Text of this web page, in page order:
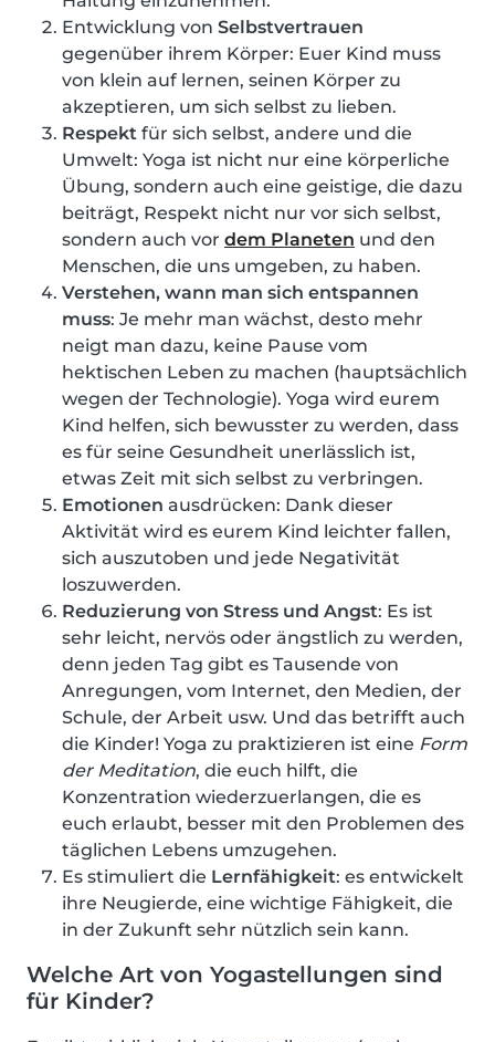
Entwicklung von Selbstvertrauen
gegenüber ihrem Körper: Euer Kind muss
von klein auf lernen, seinen Körper zu
akzeptieren, um sich selbst zu lieben.
Respekt für sich selbst, andere und die
Umwelt: Yoga ist nicht nur eine körperliche
Übung, sondern auch eine geistige, die dazu
beiträgt, Respekt nicht nur vor sich selbst,
sondern auch vor dem Planeten und den
Menschen, die uns umgeben, zu haben.
Verstehen, wann man sich entspannen
muss: Je mehr man wächst, desto mehr
neigt man dazu, keine Pause vom
hektischen Leben zu machen (hauptsächlich
wegen der Technologie). Yoga wird eurem
Kind helfen, sich bewusster zu werden, dass
es für seine Gesundheit unerlässlich ist,
etwas Zeit mit sich selbst zu verbringen.
Emotionen ausdrücken: Dank dieser
Aktivität wird es eurem Kind leichter fallen,
sich auszutoben und jede Negativität
loszuwerden.
Reduzierung von Stress und Angst: Es ist
sehr leicht, nervös oder ängstlich zu werden,
denn jeden Tag gibt es Tausende von
Anregungen, vom Internet, den Medien, der
Schule, der Arbeit usw. Und das betrifft auch
die Kinder! Yoga zu praktizieren ist eine Form
der Meditation, die euch hilft, die
Konzentration wiederzuerlangen, die es
euch erlaubt, besser mit den Problemen des
täglichen Lebens umzugehen.
Es stimuliert die Lernfähigkeit: es entwickelt
ihre Neugierde, eine wichtige Fähigkeit, die
in der Zukunft sehr nützlich sein kann.
Welche Art von Yogastellungen sind
für Kinder?